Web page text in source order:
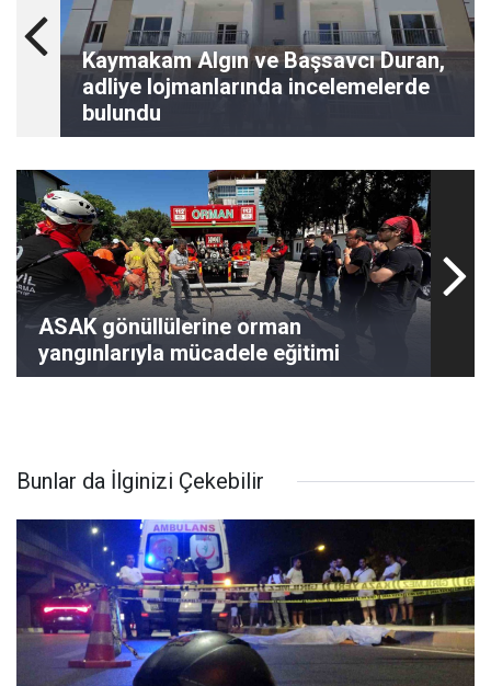
Kaymakam Algın ve Başsavcı Duran,
adliye lojmanlarında incelemelerde
bulundu
ASAK gönüllülerine orman
yangınlarıyla mücadele eğitimi
Bunlar da İlginizi Çekebilir